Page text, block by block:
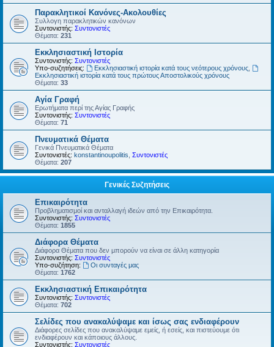
Παρακλητικοί Κανόνες-Ακολουθίες
Συλλογη παρακλητικών κανόνων
Συντονιστής: Συντονιστές
Θέματα: 231
Εκκλησιαστική Ιστορία
Συντονιστής: Συντονιστές
Υπο-συζητήσεις:
Εκκλησιαστική ιστορία κατά τους νεότερους χρόνους,
Εκκλησιαστική ιστορία κατά τους πρώτους Αποστολικούς χρόνους
Θέματα: 33
Αγία Γραφή
Ερωτήματα περί της Αγίας Γραφής
Συντονιστής: Συντονιστές
Θέματα: 71
Πνευματικά Θέματα
Γενικά Πνευματικά Θέματα
Συντονιστές: konstantinoupolitis Συντονιστές
Θέματα: 207
Γενικές Συζητήσεις
Επικαιρότητα
Προβληματισμοί και ανταλλαγή ιδεών από την Επικαιρότητα.
Συντονιστής: Συντονιστές
Θέματα: 1855
Διάφορα Θέματα
Διάφορα Θέματα που δεν μπορούν να είναι σε άλλη κατηγορία
Συντονιστής: Συντονιστές
Υπο-συζήτηση:
Οι συνταγές μας
Θέματα: 1762
Εκκλησιαστική Επικαιρότητα
Συντονιστής: Συντονιστές
Θέματα: 702
Σελίδες που ανακαλύψαμε και ίσως σας ενδιαφέρουν
Διάφορες σελίδες που ανακαλύψαμε εμείς, ή εσείς, και πιστεύουμε ότι
ενδιαφέρουν και κάποιους άλλους.
Συντονιστής: Συντονιστές